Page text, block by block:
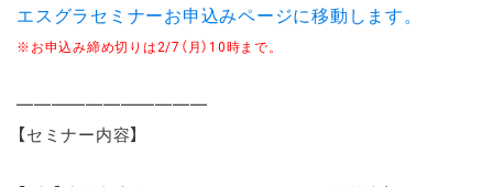
エスグラセミナーお申込みページに移動します。
※お申込み締め切りは2/7（月）10時まで。
━━━━━━━━━━━
【セミナー内容】